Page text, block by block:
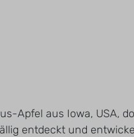
Apfel aus Iowa, USA,
entdeckt und